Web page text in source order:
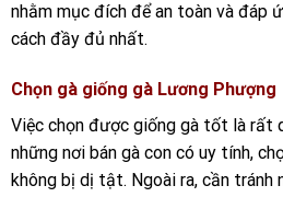
nhằm mục đích để an toàn và đáp
cách đầy đủ nhất.
Chọn gà giống gà Lương Phượng
Việc chọn được giống gà tốt là rất
những nơi bán gà con có uy tính,
không bị dị tật. Ngoài ra, cần tránh